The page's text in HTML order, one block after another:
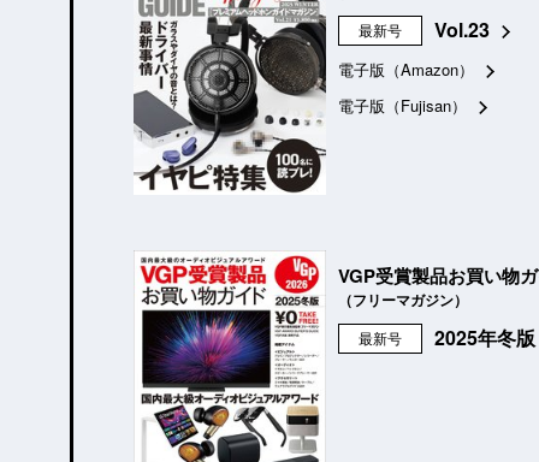
最新号 Vol.23
電子版（Amazon）
電子版（Fujisan）
VGP受賞製品お買い物
（フリーマガジン）
最新号 2025年冬